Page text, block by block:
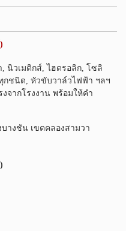
นิวเมติกส์, ไฮดรอลิก, โซลิ
กชนิด, หัวขับวาล์วไฟฟ้า ฯลฯ
จากโรงงาน พร้อมให้คำ
างชัน เขตคลองสามวา